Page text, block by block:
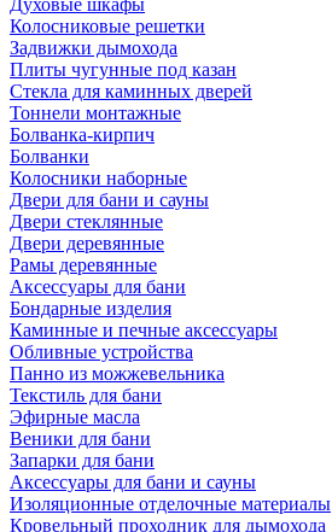
Духовые шкафы
Колосниковые решетки
Задвижки дымохода
Плиты чугунные под казан
Стекла для каминных дверей
Тоннели монтажные
Болванка-кирпич
Болванки
Колосники наборные
Двери для бани и сауны
Двери стеклянные
Двери деревянные
Рамы деревянные
Аксессуары для бани
Бондарные изделия
Каминные и печные аксессуары
Обливные устройства
Панно из можжевельника
Текстиль для бани
Эфирные масла
Веники для бани
Запарки для бани
Аксессуары для бани и сауны
Изоляционные отделочные материалы
Кровельный проходник для дымохода